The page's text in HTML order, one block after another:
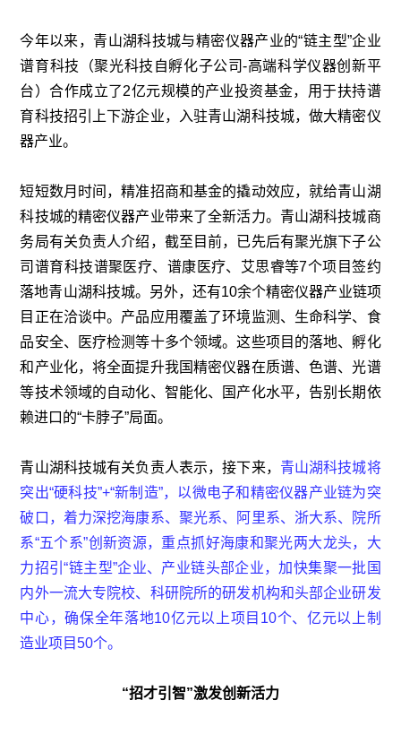
今年以来，青山湖科技城与精密仪器产业的“链主型”企业
谱育科技
（聚光科技自孵化子公司-高端科学仪器创新平
台）合作成立了2亿元规模的产业投资基金，用于扶持谱
育科技招引上下游企业，入驻青山湖科技城，做大精密仪
器产业。
短短数月时间，精准招商和基金的撬动效应，就给青山湖
科技城的精密仪器产业带来了全新活力。青山湖科技城商
务局有关负责人介绍，截至目前，已先后有聚光旗下子公
司谱育科技谱聚医疗、谱康医疗、艾思睿等7个项目签约
落地青山湖科技城。另外，还有10余个精密仪器产业链项
目正在洽谈中。产品应用覆盖了环境监测、生命科学、食
品安全、医疗检测等十多个领域。这些项目的落地、孵化
和产业化，将全面提升我国精密仪器在质谱、色谱、光谱
等技术领域的自动化、智能化、国产化水平，告别长期依
赖进口的“卡脖子”局面。
青山湖科技城有关负责人表示，接下来， 青山湖科技城将
突出“硬科技”+“新制造”，以微电子和精密仪器产业链为突
破口，着力深挖海康系、聚光系、阿里系、浙大系、院所
系“五个系”创新资源，重点抓好海康和聚光两大龙头，大
力招引“链主型”企业、产业链头部企业，加快集聚一批国
内外一流大专院校、科研院所的研发机构和头部企业研发
中心，确保全年落地10亿元以上项目10个、亿元以上制
造业项目50个。
“招才引智”激发创新活力